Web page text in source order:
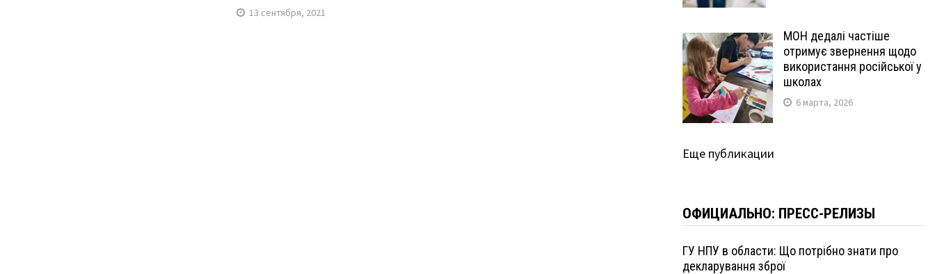
13 сентября, 2021
МОН дедалі частіше
отримує звернення щодо
використання російської у
школах
6 марта, 2026
Еще публикации
ОФИЦИАЛЬНО: ПРЕСС-РЕЛИЗЫ
ГУ НПУ в области: Що потрібно знати про
декларування зброї